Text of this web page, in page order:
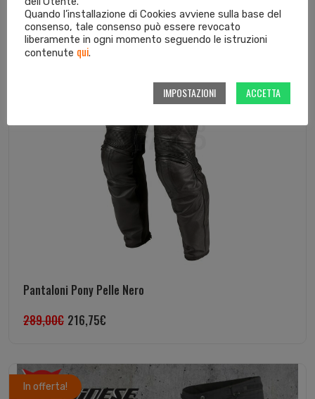
In offerta!
Pantaloni Pony Pelle Nero
289,00€ 216,75€
In offerta!
Quando l’installazione di Cookies avviene sulla base del
consenso, tale consenso può essere revocato
liberamente in ogni momento seguendo le istruzioni
contenute qui.
IMPOSTAZIONI ACCETTA